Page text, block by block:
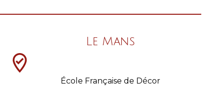
Le Mans
École Française de Décor